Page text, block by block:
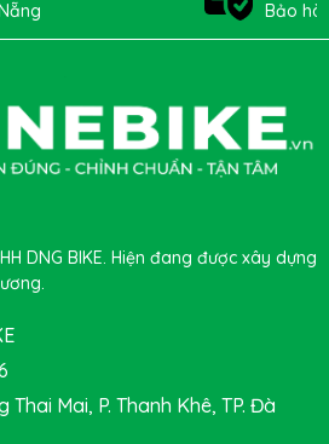
Bảo
DNG BIKE. Hiện đang được xây dựng
Mai, P. Thanh Khê, TP. Đà